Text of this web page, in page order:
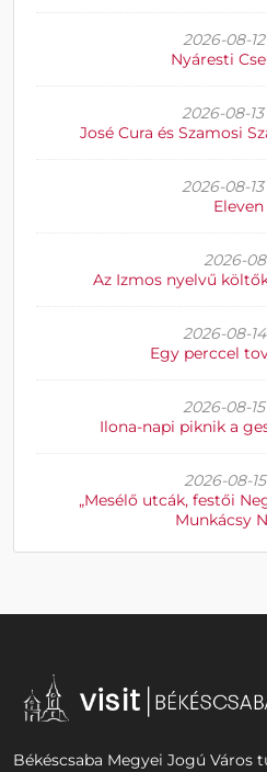
2026-08-
Nyáresti
2026-08-
José Cura és Szamosi
2026-08-
2026-
Az Izmos nyelvű
2026-08-
Egy perccel
2026-08-
Ilona-napi piknik a
2026-08-
„Mesélő utcák, festői
Munkácsy
Békéscsaba Megyei Jogú Város